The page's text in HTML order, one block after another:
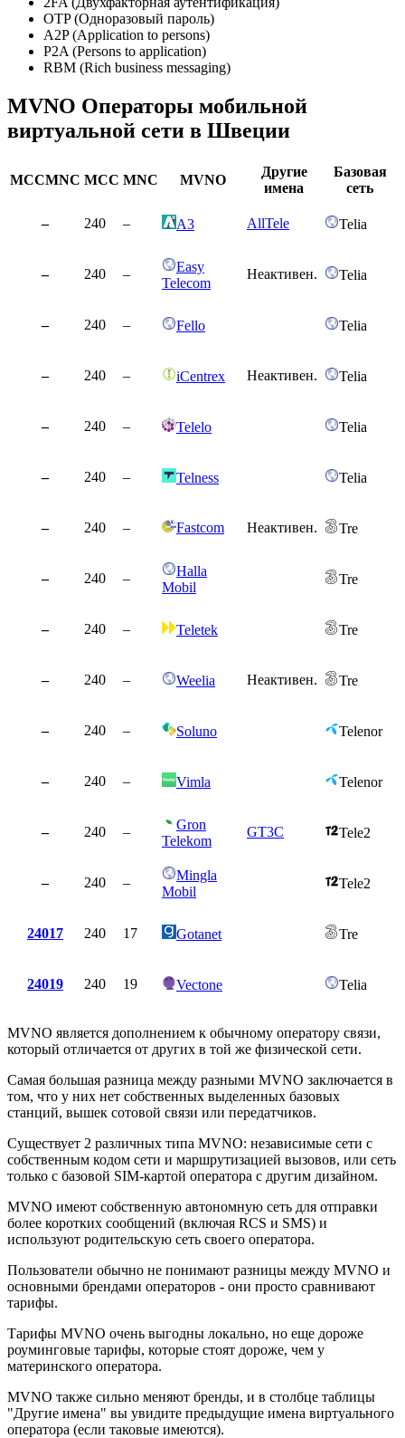
OTP (Одноразовый пароль)
A2P (Application to persons)
P2A (Persons to application)
RBM (Rich business messaging)
MVNO Операторы мобильной
виртуальной сети в Швеции
MCCMNC MCC MNC MVNO
Другие
имена
Базовая
сеть
– 240 – A3 AllTele Telia
– 240 –
Easy
Telecom
Неактивен. Telia
– 240 – Fello Telia
– 240 – iCentrex Неактивен. Telia
– 240 – Telelo Telia
– 240 – Telness Telia
– 240 – Fastcom Неактивен. Tre
– 240 –
Halla
Mobil
Tre
– 240 – Teletek Tre
– 240 – Weelia Неактивен. Tre
– 240 – Soluno Telenor
– 240 – Vimla Telenor
– 240 –
Gron
Telekom
GT3C Tele2
– 240 –
Mingla
Mobil
Tele2
24017 240 17 Gotanet Tre
24019 240 19 Vectone Telia
MVNO является дополнением к обычному оператору связи,
который отличается от других в той же физической сети.
Самая большая разница между разными MVNO заключается в
том, что у них нет собственных выделенных базовых
станций, вышек сотовой связи или передатчиков.
Существует 2 различных типа MVNO: независимые сети с
собственным кодом сети и маршрутизацией вызовов, или сеть
только с базовой SIM-картой оператора с другим дизайном.
MVNO имеют собственную автономную сеть для отправки
более коротких сообщений (включая RCS и SMS) и
используют родительскую сеть своего оператора.
Пользователи обычно не понимают разницы между MVNO и
основными брендами операторов - они просто сравнивают
тарифы.
Тарифы MVNO очень выгодны локально, но еще дороже
роуминговые тарифы, которые стоят дороже, чем у
материнского оператора.
MVNO также сильно меняют бренды, и в столбце таблицы
"Другие имена" вы увидите предыдущие имена виртуального
оператора (если таковые имеются).